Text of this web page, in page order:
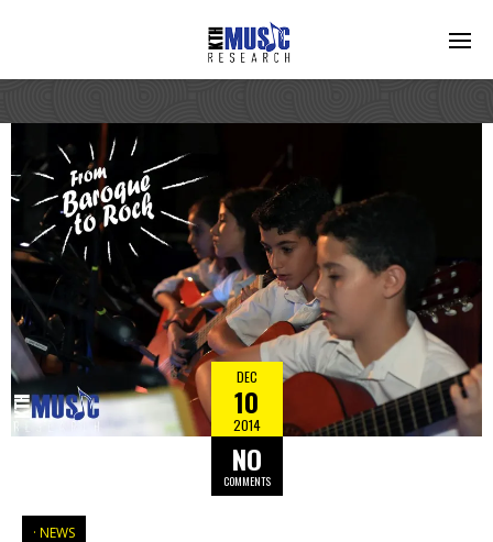
DEC
10
2014
NO
COMMENTS
NEWS